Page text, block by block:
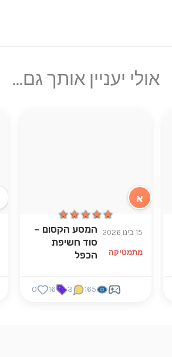
אולי יעניין אותך גם...
★★★★★
★★★★★
א
15 בינו 2026
מתמטיקה
המסע הקסום –
סוד חשיפת
הכפל
165
3
16
0